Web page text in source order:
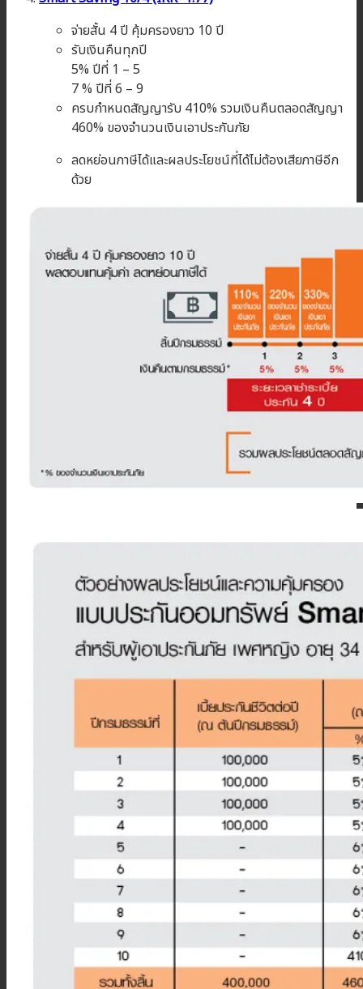
จ่ายสั้น 4 ปี คุ้มครองยาว 10 ปี
รับเงินคืนทุกปี
5% ปีที่ 1 – 5
7 % ปีที่ 6 – 9
ครบกำหนดสัญญารับ 410% รวมเงินคืนตลอดสัญญา
460% ของจำนวนเงินเอาประกันภัย
ลดหย่อนภาษีได้และผลประโยชน์ที่ได้ไม่ต้องเสียภาษีอีก
ด้วย